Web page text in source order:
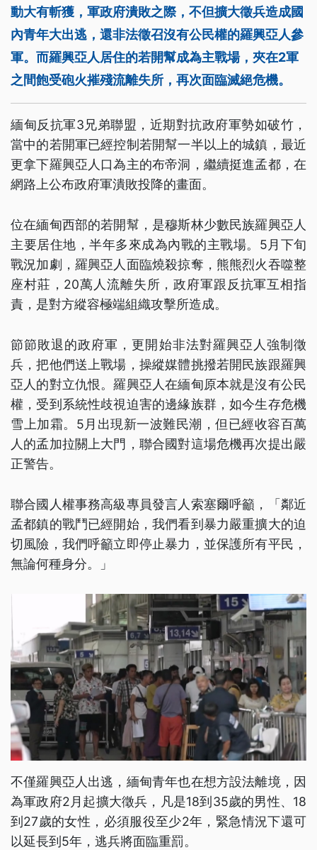
動大有斬獲，軍政府潰敗之際，不但擴大徵兵造成國
內青年大出逃，還非法徵召沒有公民權的羅興亞人參
軍。而羅興亞人居住的若開幫成為主戰場，夾在2軍
之間飽受砲火摧殘流離失所，再次面臨滅絕危機。
緬甸反抗軍3兄弟聯盟，近期對抗政府軍勢如破竹，
當中的若開軍已經控制若開幫一半以上的城鎮，最近
更拿下羅興亞人口為主的布帝洞，繼續挺進孟都，在
網路上公布政府軍潰敗投降的畫面。
位在緬甸西部的若開幫，是穆斯林少數民族羅興亞人
主要居住地，半年多來成為內戰的主戰場。5月下旬
戰況加劇，羅興亞人面臨燒殺掠奪，熊熊烈火吞噬整
座村莊，20萬人流離失所，政府軍跟反抗軍互相指
責，是對方縱容極端組織攻擊所造成。
節節敗退的政府軍，更開始非法對羅興亞人強制徵
兵，把他們送上戰場，操縱媒體挑撥若開民族跟羅興
亞人的對立仇恨。羅興亞人在緬甸原本就是沒有公民
權，受到系統性歧視迫害的邊緣族群，如今生存危機
雪上加霜。5月出現新一波難民潮，但已經收容百萬
人的孟加拉關上大門，聯合國對這場危機再次提出嚴
正警告。
聯合國人權事務高級專員發言人索塞爾呼籲，「鄰近
孟都鎮的戰鬥已經開始，我們看到暴力嚴重擴大的迫
切風險，我們呼籲立即停止暴力，並保護所有平民，
無論何種身分。」
不僅羅興亞人出逃，緬甸青年也在想方設法離境，因
為軍政府2月起擴大徵兵，凡是18到35歲的男性、18
到27歲的女性，必須服役至少2年，緊急情況下還可
以延長到5年，逃兵將面臨重罰。